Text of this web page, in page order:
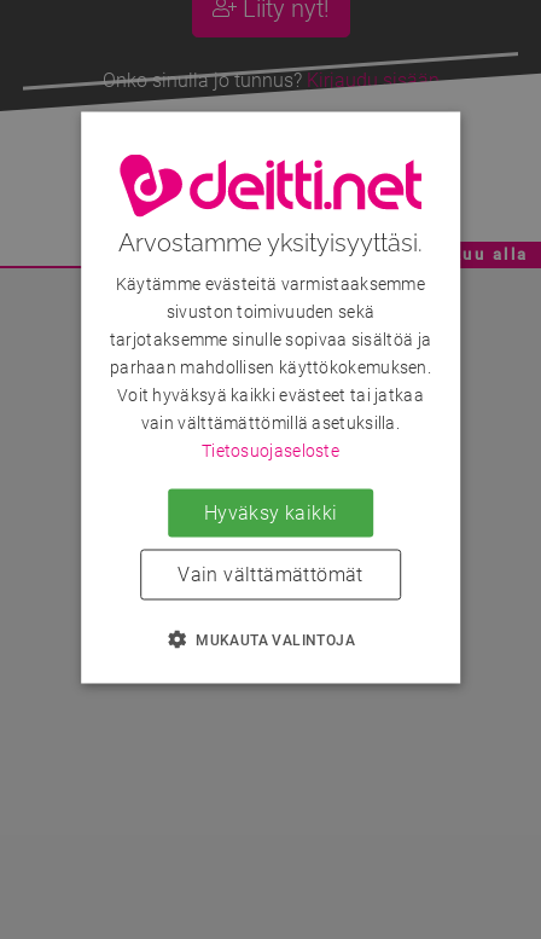
Liity nyt!
Onko sinulla jo tunnus? Kirjaudu sisään
Miivii, 61v
Mainoskatko - Sisältö jatkuu alla
Arvostamme yksityisyyttäsi.
Käytämme evästeitä varmistaaksemme
sivuston toimivuuden sekä
tarjotaksemme sinulle sopivaa sisältöä ja
parhaan mahdollisen käyttökokemuksen.
Voit hyväksyä kaikki evästeet tai jatkaa
vain välttämättömillä asetuksilla.
Tietosuojaseloste
Hyväksy kaikki
Vain välttämättömät
MUKAUTA VALINTOJA